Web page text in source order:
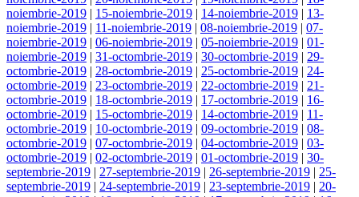
noiembrie-2019 | 15-noiembrie-2019 | 14-noiembrie-2019 | 13-
noiembrie-2019 | 11-noiembrie-2019 | 08-noiembrie-2019 | 07-
noiembrie-2019 | 06-noiembrie-2019 | 05-noiembrie-2019 | 01-
noiembrie-2019 | 31-octombrie-2019 | 30-octombrie-2019 | 29-
octombrie-2019 | 28-octombrie-2019 | 25-octombrie-2019 | 24-
octombrie-2019 | 23-octombrie-2019 | 22-octombrie-2019 | 21-
octombrie-2019 | 18-octombrie-2019 | 17-octombrie-2019 | 16-
octombrie-2019 | 15-octombrie-2019 | 14-octombrie-2019 | 11-
octombrie-2019 | 10-octombrie-2019 | 09-octombrie-2019 | 08-
octombrie-2019 | 07-octombrie-2019 | 04-octombrie-2019 | 03-
octombrie-2019 | 02-octombrie-2019 | 01-octombrie-2019 | 30-
septembrie-2019 | 27-septembrie-2019 | 26-septembrie-2019 | 25-
septembrie-2019 | 24-septembrie-2019 | 23-septembrie-2019 | 20-